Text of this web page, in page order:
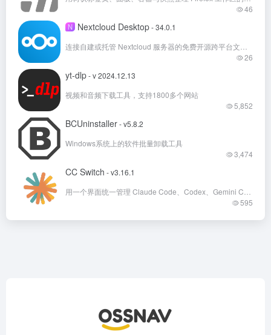
46
N Nextcloud Desktop- 34.0.1
26
yt-dlp- v 2024.12.13
视频和音频下载工具，支持1800多个网站
5,852
BCUninstaller- v5.8.2
Windows系统上的软件批量卸载工具
3,474
CC Switch - v3.16.1
595